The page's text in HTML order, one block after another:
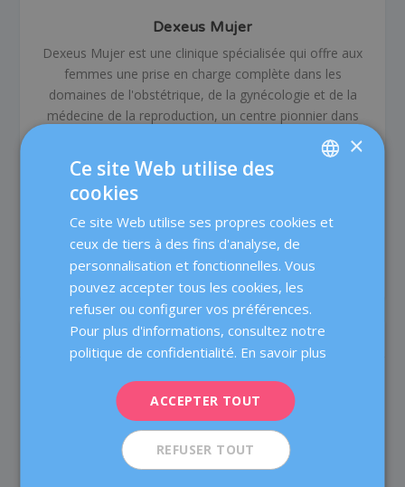
Dexeus Mujer
Dexeus Mujer est une clinique spécialisée qui offre aux
femmes une prise en charge complète dans les
domaines de l'obstétrique, de la gynécologie et de la
médecine de la reproduction, un centre pionnier dans
son domaine, avec plus de 80 ans d’expérience. Nous
mettons à votre disposition plus de 60 médecins et
professionels spécialisés dont l’objectif est de prendre
soin de la santé des femmes à toutes les étapes de leur
vie et de proposer un traitement médical de qualité
grâce à un travail en équipe et à des technologies à la
pointe du progrès.
ARTICLES SIMILAIRES
CATALÀ
DEUTSCH
ITALIANO
×
Ce site Web utilise des
cookies
Ce site Web utilise ses propres cookies et
ceux de tiers à des fins d'analyse, de
personnalisation et fonctionnelles. Vous
pouvez accepter tous les cookies, les
refuser ou configurer vos préférences.
Pour plus d'informations, consultez notre
politique de confidentialité. En savoir plus
ACCEPTER TOUT
REFUSER TOUT